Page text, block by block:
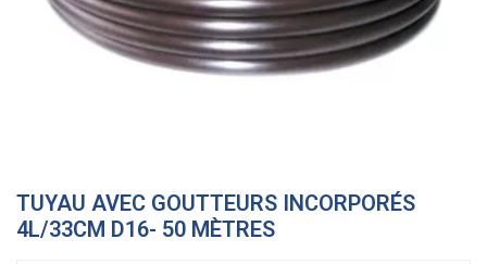
TUYAU AVEC GOUTTEURS INCORPORÉS
4L/33CM D16- 50 MÈTRES